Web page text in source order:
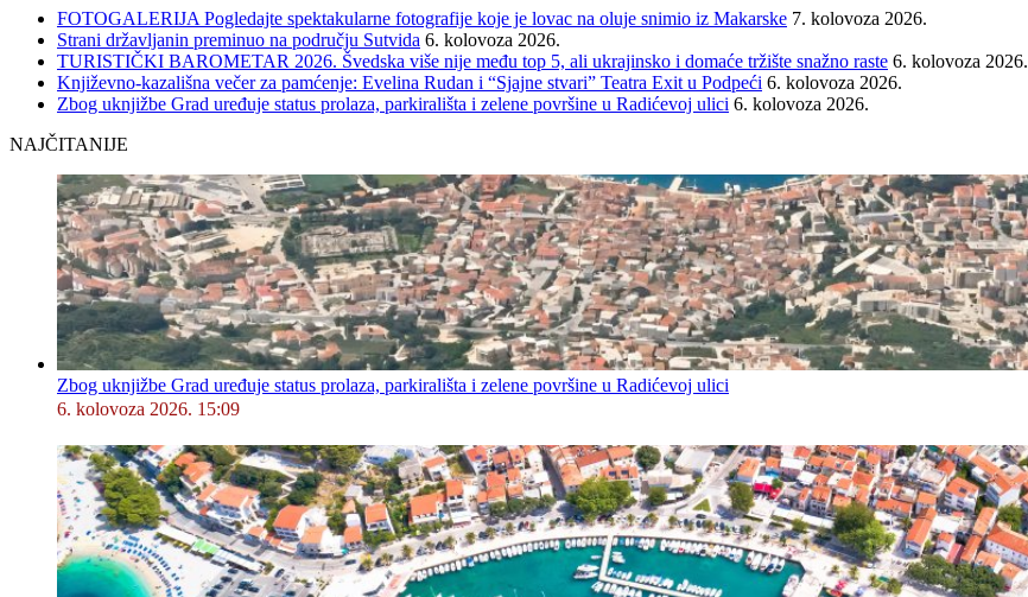
FOTOGALERIJA Pogledajte spektakularne fotografije koje je lovac na oluje snimio iz Makarske 7. kolovoza 2026.
Strani državljanin preminuo na području Sutvida 6. kolovoza 2026.
TURISTIČKI BAROMETAR 2026. Švedska više nije među top 5, ali ukrajinsko i domaće tržište snažno raste 6. kolovoza 2026.
Književno-kazališna večer za pamćenje: Evelina Rudan i “Sjajne stvari” Teatra Exit u Podpeći 6. kolovoza 2026.
Zbog uknjižbe Grad uređuje status prolaza, parkirališta i zelene površine u Radićevoj ulici 6. kolovoza 2026.
NAJČITANIJE
Zbog uknjižbe Grad uređuje status prolaza, parkirališta i zelene površine u Radićevoj ulici
6. kolovoza 2026. 15:09